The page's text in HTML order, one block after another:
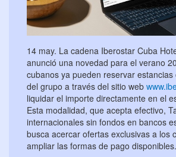
14 may. La cadena Iberostar Cuba
anunció una novedad para el verano
cubanos ya pueden reservar
del grupo a través del sitio web
liquidar el importe directamente en el
Esta modalidad, que acepta efectivo,
internacionales sin fondos en bancos
busca acercar ofertas exclusivas a los
ampliar las formas de pago disponibles.